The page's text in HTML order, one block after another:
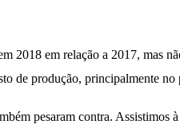
2018 em relação a 2017, mas
de produção, principalmente
pesaram contra. Assistimos